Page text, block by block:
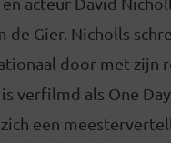
Gier. Nicholls
door met zijn
verfilmd als One
een